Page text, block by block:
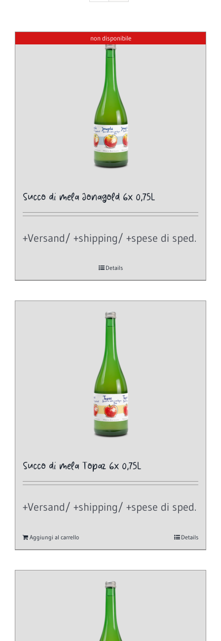
non disponibile
Succo di mela Jonagold 6x 0,75L
+Versand/ +shipping/ +spese di sped.
Details
Succo di mela Topaz 6x 0,75L
+Versand/ +shipping/ +spese di sped.
Aggiungi al carrello Details